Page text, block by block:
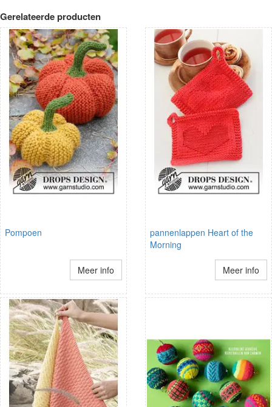
Gerelateerde producten
Pompoen
Meer info
pannenlappen Heart of the
Morning
Meer info